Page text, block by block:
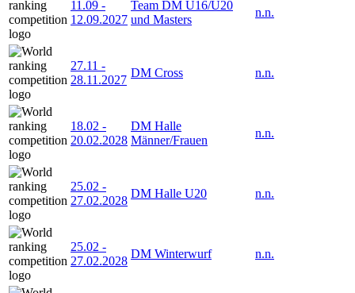
11.09 -
12.09.2027
Team DM U16/U20
und Masters
n.n.
27.11 -
28.11.2027
DM Cross n.n.
18.02 -
20.02.2028
DM Halle
Männer/Frauen
n.n.
25.02 -
27.02.2028
DM Halle U20 n.n.
25.02 -
27.02.2028
DM Winterwurf n.n.